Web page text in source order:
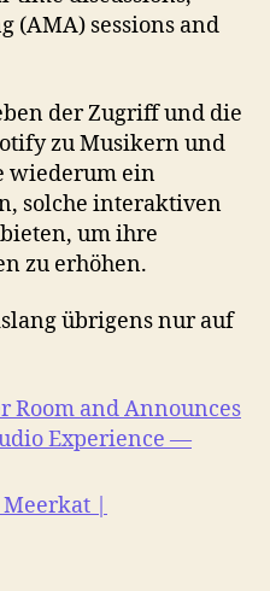
(AMA) sessions and
der Zugriff und die
zu Musikern und
wiederum ein
solche interaktiven
um ihre
zu erhöhen.
übrigens nur auf
Room and Announces
Experience —
|